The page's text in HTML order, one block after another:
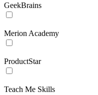
GeekBrains
Merion Academy
ProductStar
Teach Me Skills